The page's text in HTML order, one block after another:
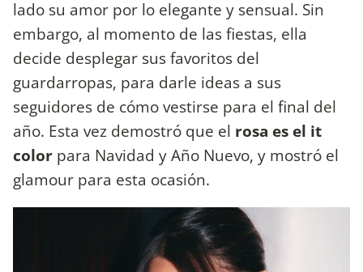
lado su amor por lo elegante y sensual. Sin
embargo, al momento de las fiestas, ella
decide desplegar sus favoritos del
guardarropas, para darle ideas a sus
seguidores de cómo vestirse para el final del
año. Esta vez demostró que el rosa es el it
color para Navidad y Año Nuevo, y mostró el
glamour para esta ocasión.